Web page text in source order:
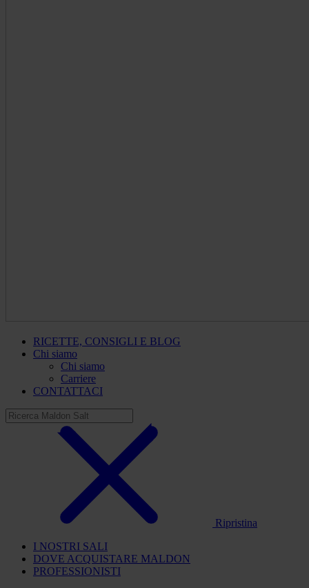
RICETTE, CONSIGLI E BLOG
Chi siamo
Chi siamo
Carriere
CONTATTACI
Ripristina
I NOSTRI SALI
DOVE ACQUISTARE MALDON
PROFESSIONISTI